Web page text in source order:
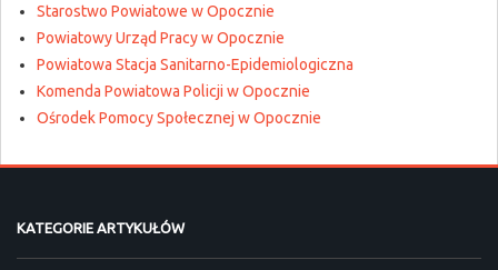
Starostwo Powiatowe w Opocznie
Powiatowy Urząd Pracy w Opocznie
Powiatowa Stacja Sanitarno-Epidemiologiczna
Komenda Powiatowa Policji w Opocznie
Ośrodek Pomocy Społecznej w Opocznie
KATEGORIE ARTYKUŁÓW